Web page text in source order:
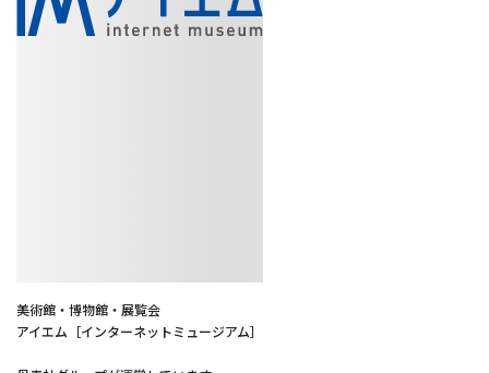
美術館・博物館・展覧会
アイエム［インターネットミュージアム］